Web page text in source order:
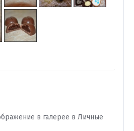
в галерее в Личные